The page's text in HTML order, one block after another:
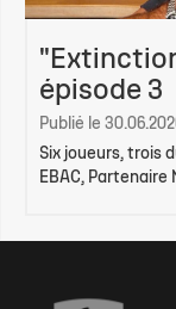
épisode 3
Publié le
Six joueurs, trois
EBAC, Partenaire